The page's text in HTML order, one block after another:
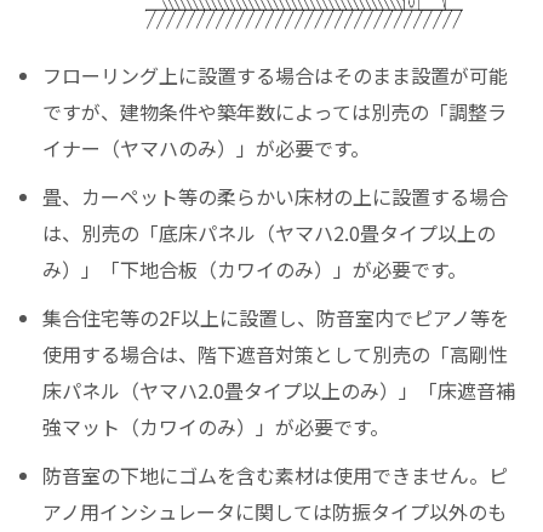
フローリング上に設置する場合はそのまま設置が可能
ですが、建物条件や築年数によっては別売の「調整ラ
イナー（ヤマハのみ）」が必要です。
畳、カーペット等の柔らかい床材の上に設置する場合
は、別売の「底床パネル（ヤマハ2.0畳タイプ以上の
み）」「下地合板（カワイのみ）」が必要です。
集合住宅等の2F以上に設置し、防音室内でピアノ等を
使用する場合は、階下遮音対策として別売の「高剛性
床パネル（ヤマハ2.0畳タイプ以上のみ）」「床遮音補
強マット（カワイのみ）」が必要です。
防音室の下地にゴムを含む素材は使用できません。ピ
アノ用インシュレータに関しては防振タイプ以外のも